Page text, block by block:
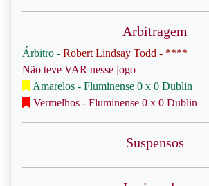
Arbitragem
Árbitro - Robert Lindsay Todd - ****
Não teve VAR nesse jogo
Amarelos - Fluminense 0 x 0 Dublin
Vermelhos - Fluminense 0 x 0 Dublin
Suspensos